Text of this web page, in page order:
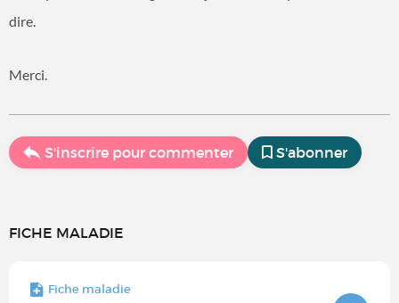
dire.
Merci.
S'inscrire pour commenter S'abonner
FICHE MALADIE
Fiche maladie